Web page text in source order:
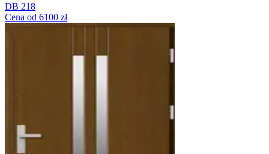
DB 218
Cena od 6100 zł